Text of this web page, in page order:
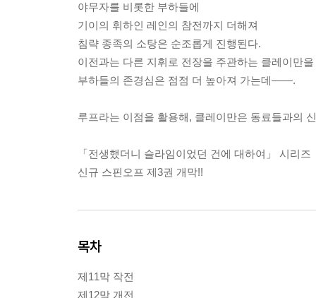
야무자를 비롯한 부하들에
기이의 휘하인 레인의 참전까지 더해져
침략 종족의 소탕은 순조롭게 진행된다.
이전과는 다른 지휘로 전장을 주관하는 클레이만
부하들의 존경심은 점점 더 높아져 가는데――.
루프라는 이점을 활용해, 클레이만은 동료들과의
「전생했더니 슬라임이었던 건에 대하여」 시리즈
신규 스핀오프 제3권 개막!!
목차
제11막 작전
제12막 개전